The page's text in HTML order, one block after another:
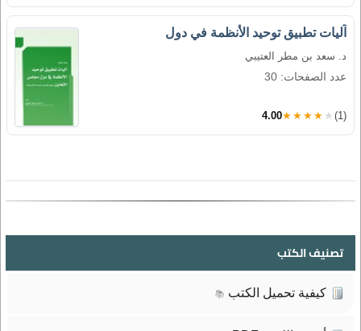
آليات تطبيق توحيد الأنظمة في دول
د. سعد بن مطر العتيبي
عدد الصفحات: 30
4.00★★★★★ (1)
تصنيف الكتب
كيفية تحميل الكتب 📚